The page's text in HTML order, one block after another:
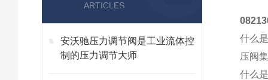
ARTICLES
安沃驰压力调节阀是工业流体控
制的压力调节大师
什么
压阀
什么